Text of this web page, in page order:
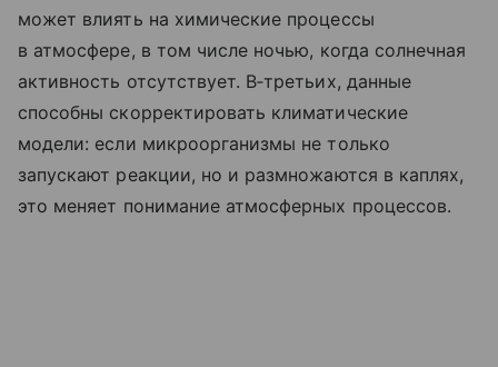
может влиять на химические процессы
в атмосфере, в том числе ночью, когда солнечная
активность отсутствует. В‑третьих, данные
способны скорректировать климатические
модели: если микроорганизмы не только
запускают реакции, но и размножаются в каплях,
это меняет понимание атмосферных процессов.